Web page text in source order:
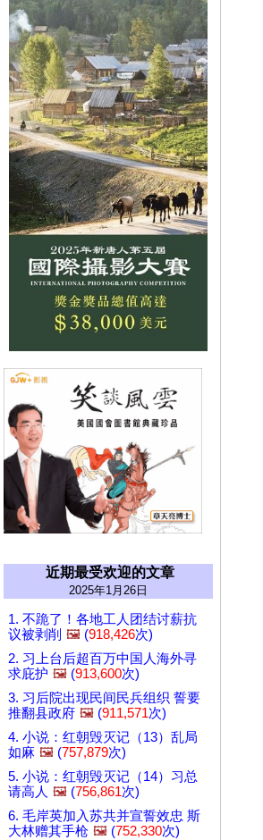
近期最受欢迎的文章
2025年1月26日
1. 不跪了！各地工人团结讨薪抗
议被剥削 🖼️ (918,426次)
2. 习上台后超百万中国人海外寻
求庇护 🖼️ (913,600次)
3. 习后院出现民间民兵组织 誓要
推翻县政府 🖼️ (911,571次)
4. 小说：红朝毁灭记（13）乱局
如麻 🖼️ (757,879次)
5. 小说：红朝毁灭记（14）习总
请高人 🖼️ (756,861次)
6. 毛岸英加入苏共并宣誓效忠 斯
大林赠其手枪 🖼️ (752,330次)